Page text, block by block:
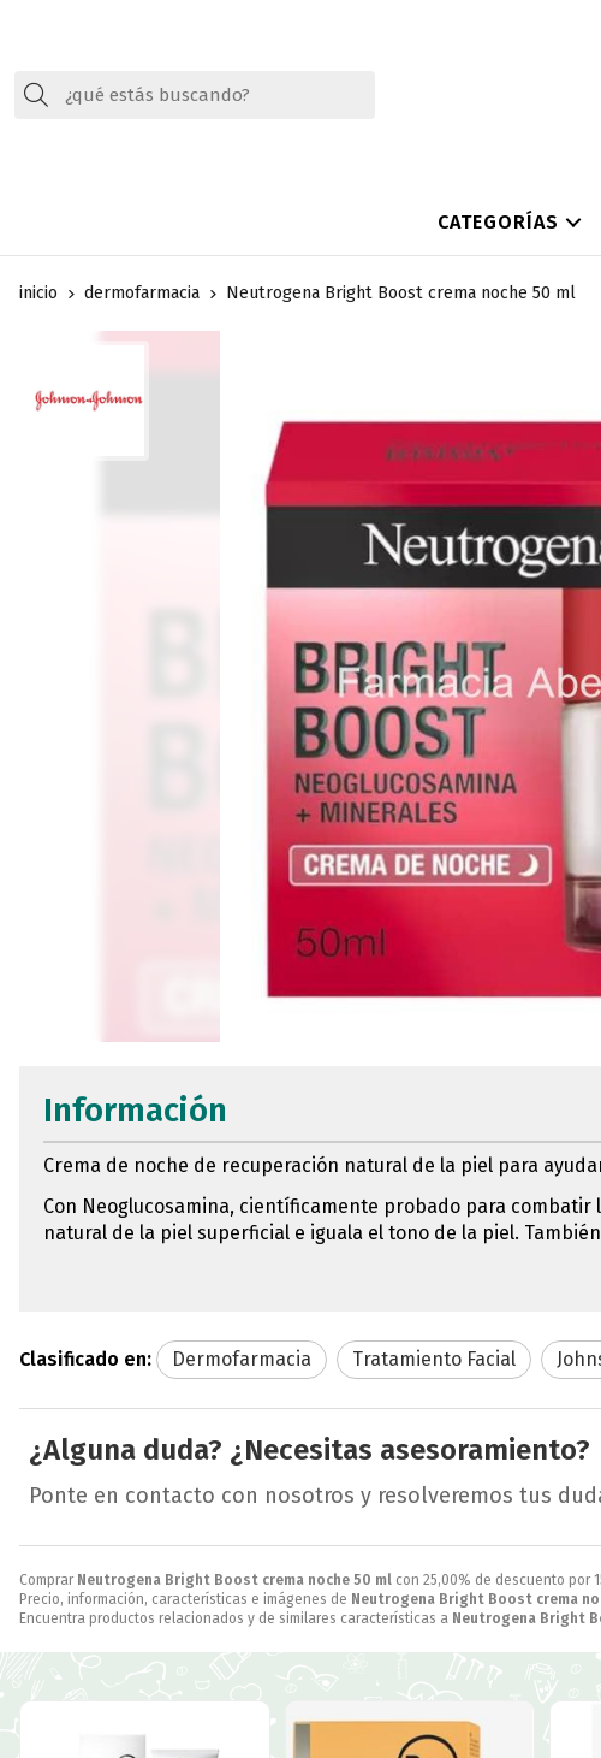
Buscar
CATEGORÍAS
inicio dermofarmacia Neutrogena Bright Boost crema noche 50 ml
Comprar Neutrogena Bright Boost crema noche 50 ml con 25,00% de descuento por
Precio, información, características e imágenes de Neutrogena Bright Boost crema
Encuentra productos relacionados y de similares características a Neutrogena Bright
Información
Crema de noche de recuperación natural de la piel para
Con Neoglucosamina, científicamente probado para
natural de la piel superficial e iguala el tono de la piel.
Clasificado en: Dermofarmacia Tratamiento Facial
¿Alguna duda? ¿Necesitas asesoramiento?
Ponte en contacto con nosotros y resolveremos tus